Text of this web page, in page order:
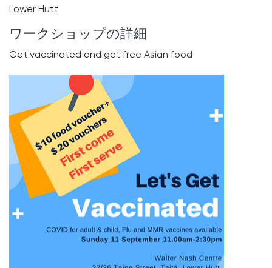
Lower Hutt
ワークショップの詳細
Get vaccinated and get free Asian food